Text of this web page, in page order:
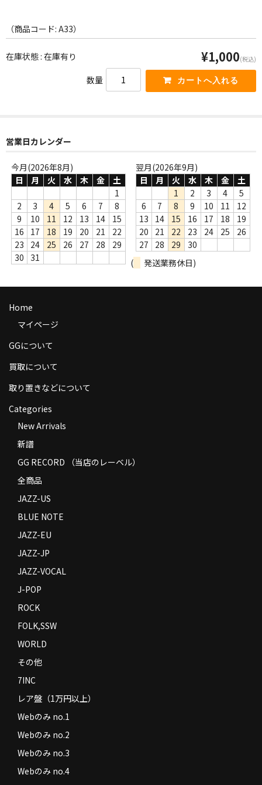
その他
レア盤（1万円以上）
Webのみ no.3
Webのみ no.4
売り切れ
Help
送料
返品
コンディション
Privacy Policy
特定商取引法に基づく表示
（商品コード: A33）
在庫状態 : 在庫有り ¥1,000(税込)
数量
営業日カレンダー
今月(2026年8月)
日
月 火 水 木 金
土
1
2
3 4 5 6 7
8
9
10 11 12 13 14
15
16
17 18 19 20 21
22
23
24 25 26 27 28
29
30
31
翌月(2026年9月)
日
月 火 水 木 金
土
1
2 3 4
5
6
7 8 9 10 11
12
13
14 15 16 17 18
19
20
21 22 23 24 25
26
27
28 29
30
(
発送業務休日)
Home
マイページ
GGについて
買取について
取り置きなどについて
Categories
New Arrivals
新譜
GG RECORD （当店のレーベル）
全商品
JAZZ-US
BLUE NOTE
JAZZ-EU
JAZZ-JP
JAZZ-VOCAL
J-POP
ROCK
FOLK,SSW
WORLD
その他
7INC
レア盤（1万円以上）
Webのみ no.1
Webのみ no.2
Webのみ no.3
Webのみ no.4